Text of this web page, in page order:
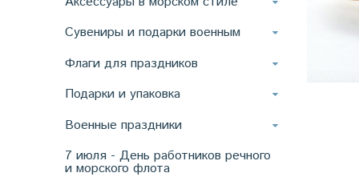
Сувениры и подарки военным
Флаги для праздников
Подарки и упаковка
Военные праздники
7 июля - День работников речного
и морского флота